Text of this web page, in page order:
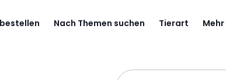
Nach Themen suchen Tierart